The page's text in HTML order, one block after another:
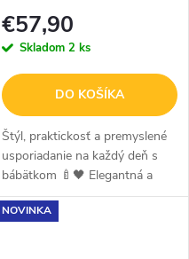
€57,90
Skladom 2 ks
DO KOŠÍKA
Štýl, praktickosť a premyslené
usporiadanie na každý deň s
bábätkom 🍼🖤 Elegantná a
funkčná prebaľovacia taška v
čiernom prevedení, ktorá spája
NOVINKA